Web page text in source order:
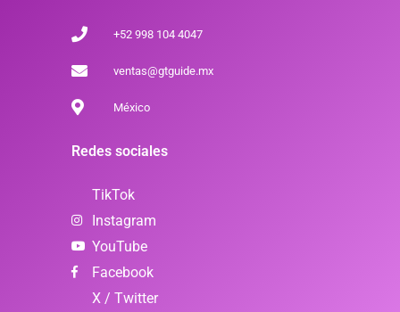
+52 998 104 4047
ventas@gtguide.mx
México
Redes sociales
TikTok
Instagram
YouTube
Facebook
X / Twitter